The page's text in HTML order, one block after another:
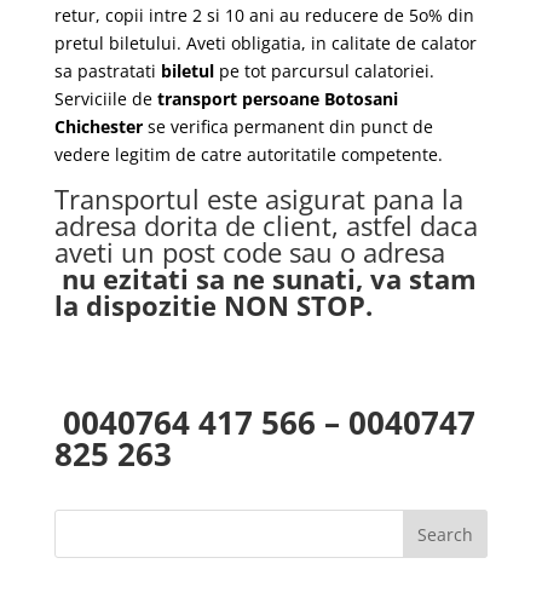
retur, copii intre 2 si 10 ani au reducere de 5o% din
pretul biletului. Aveti obligatia, in calitate de calator
sa pastratati biletulpe tot parcursul calatoriei.
Serviciile de transport persoane Botosani
Chichester se verifica permanent din punct de
vedere legitim de catre autoritatile competente.
Transportul este asigurat pana la
adresa dorita de client, astfel daca
aveti un post code sau o adresa
nu ezitati sa ne sunati, va stam
la dispozitie NON STOP.
0040764 417 566 – 0040747
825 263